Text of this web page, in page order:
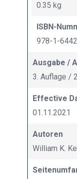
0.35 kg
ISBN-
978-1-
Ausgabe /
3. Auflage /
Effective
01.11.2021
Autoren
William K.